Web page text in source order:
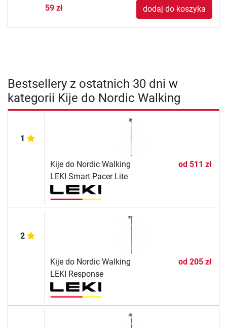
59 zł dodaj do koszyka
Bestsellery z ostatnich 30 dni w
kategorii Kije do Nordic Walking
1
Kije do Nordic Walking
LEKI Smart Pacer Lite
od 511 zł
2
Kije do Nordic Walking
LEKI Response
od 205 zł